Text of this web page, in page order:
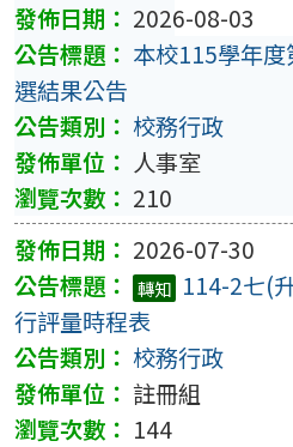
2026-08-03
本校115學年
選結果公告
校務行政
人事室
210
2026-07-30
轉知 114-2七(
行評量時程表
校務行政
註冊組
144